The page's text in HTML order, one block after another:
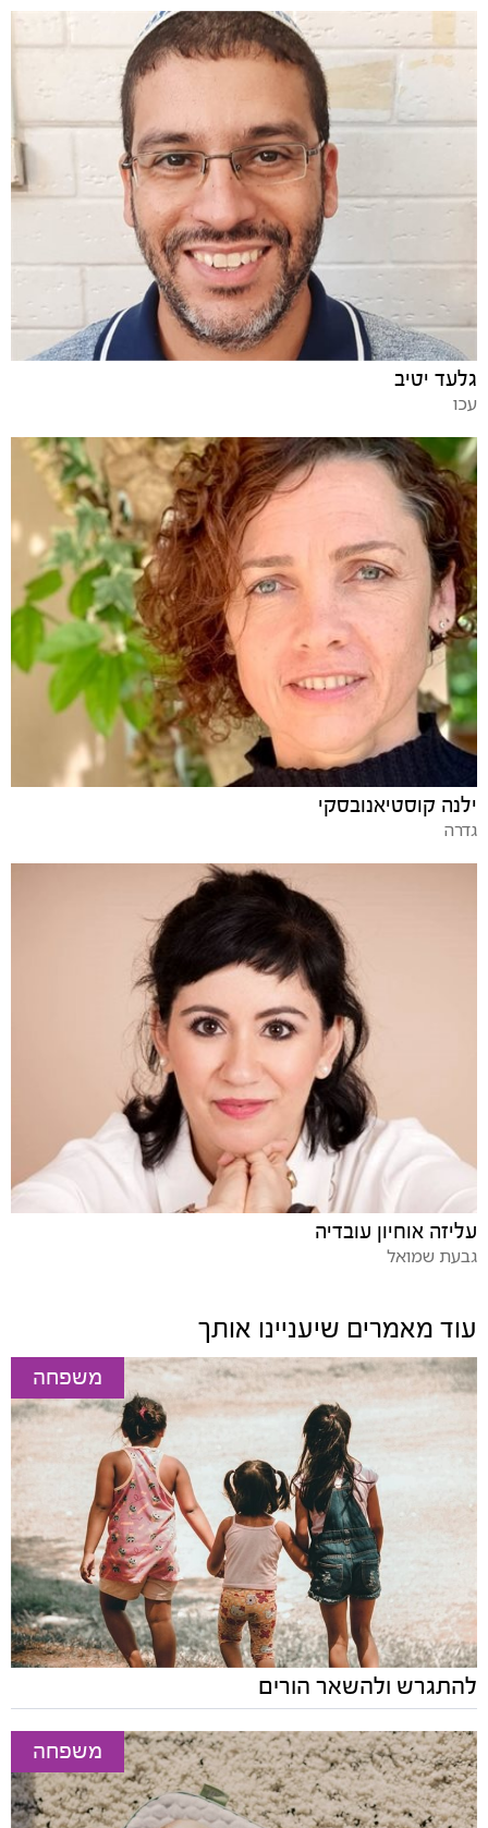
גלעד יטיב
עכו
ילנה קוסטיאנובסקי
גדרה
עליזה אוחיון עובדיה
גבעת שמואל
עוד מאמרים שיעניינו אותך
משפחה
להתגרש ולהשאר הורים
משפחה